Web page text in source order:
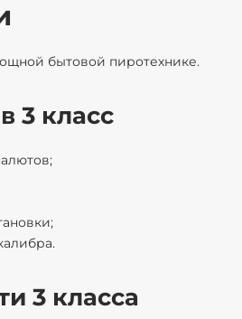
бытовой пиротехнике.
3 класс
3 класса